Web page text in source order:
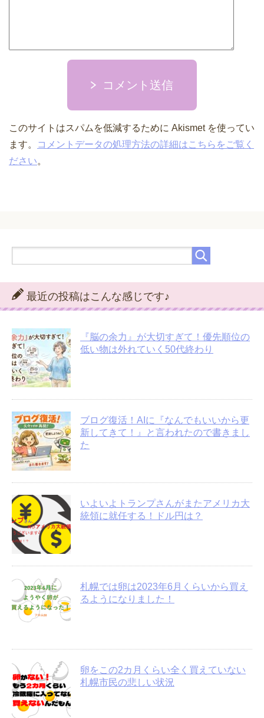
コメント送信
このサイトはスパムを低減するために Akismet を使ってい
ます。
コメントデータの処理方法の詳細はこちらをご覧く
ださい。
最近の投稿はこんな感じです♪
『脳の余力』が大切すぎて！優先順位の
低い物は外れていく50代終わり
ブログ復活！AIに『なんでもいいから更
新してきて！』と言われたので書きまし
た
いよいよトランプさんがまたアメリカ大
統領に就任する！ドル円は？
札幌では卵は2023年6月くらいから買え
るようになりました！
卵をこの2カ月くらい全く買えていない
札幌市民の悲しい状況